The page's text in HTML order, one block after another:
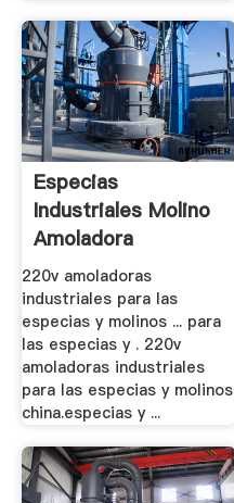
Especias
Industriales Molino
Amoladora
Pegajosas
220v amoladoras
industriales para las
especias y molinos ... para
las especias y . 220v
amoladoras industriales
para las especias y molinos
china.especias y ...